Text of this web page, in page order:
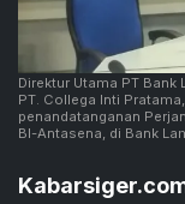
Direktur Utama PT
PT. Collega Inti
penandatanganan
BI-Antasena, di Bank